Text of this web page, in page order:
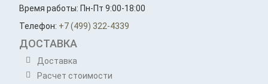
Время работы: Пн-Пт 9:00-18:00
Телефон: +7 (499) 322-4339
ДОСТАВКА
Доставка
Расчет стоимости